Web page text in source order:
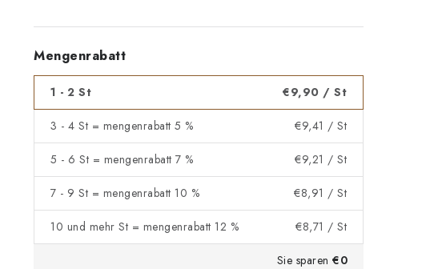
Mengenrabatt
1 - 2 St €9,90 / St
3 - 4 St = mengenrabatt 5 % €9,41 / St
5 - 6 St = mengenrabatt 7 % €9,21 / St
7 - 9 St = mengenrabatt 10 % €8,91 / St
10 und mehr St = mengenrabatt 12 % €8,71 / St
Sie sparen €0